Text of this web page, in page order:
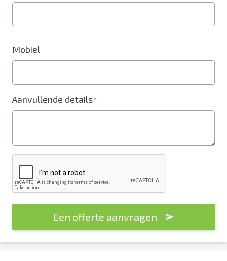
Mobiel
Aanvullende details*
Een offerte aanvragen